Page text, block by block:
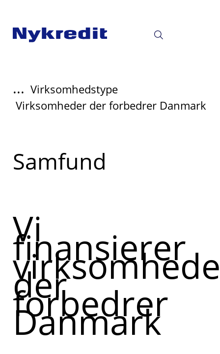
... Virksomhedstype
Virksomheder der forbedrer Danmark
Læs
mere
Samfund
Vi
finansierer
der
forbedrer
Danmark